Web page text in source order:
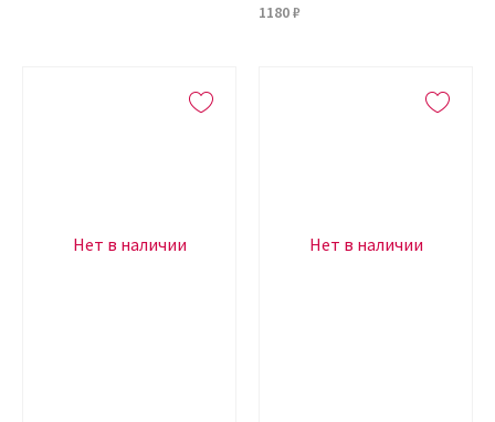
1180 ₽
Нет в наличии Нет в наличии